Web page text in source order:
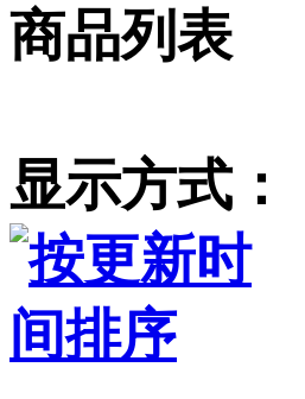
商品列表
显示方式：